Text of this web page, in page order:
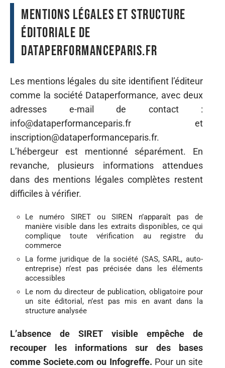
Mentions légales et structure
éditoriale de
DataPerformanceParis.fr
Les mentions légales du site identifient l’éditeur
comme la société Dataperformance, avec deux
adresses e-mail de contact :
info@dataperformanceparis.fr et
inscription@dataperformanceparis.fr.
L’hébergeur est mentionné séparément. En
revanche, plusieurs informations attendues
dans des mentions légales complètes restent
difficiles à vérifier.
Le numéro SIRET ou SIREN n’apparaît pas de
manière visible dans les extraits disponibles, ce qui
complique toute vérification au registre du
commerce
La forme juridique de la société (SAS, SARL, auto-
entreprise) n’est pas précisée dans les éléments
accessibles
Le nom du directeur de publication, obligatoire pour
un site éditorial, n’est pas mis en avant dans la
structure analysée
L’absence de SIRET visible empêche de
recouper les informations sur des bases
comme Societe.com ou Infogreffe. Pour un site